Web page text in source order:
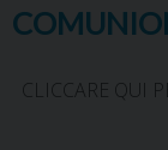
CLICCARE QUI